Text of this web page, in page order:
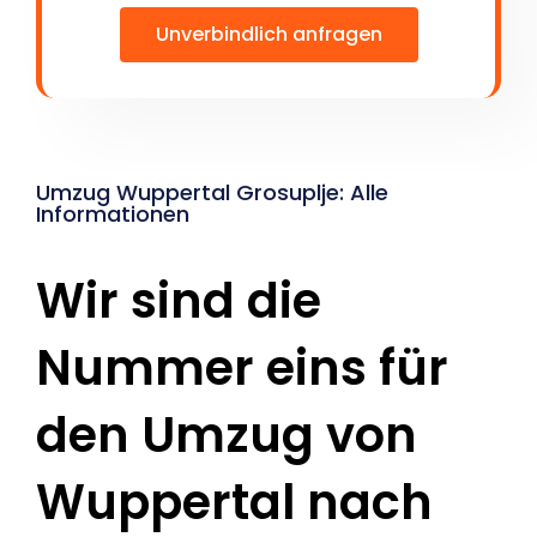
Unverbindlich anfragen
Umzug Wuppertal Grosuplje: Alle
Informationen
Wir sind die
Nummer eins für
den Umzug von
Wuppertal nach